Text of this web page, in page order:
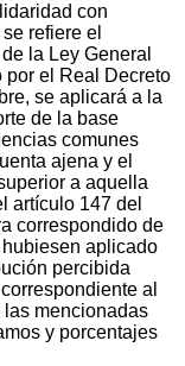
con
refiere el
la Ley General
el Real Decreto
se aplicará a la
de la base
comunes
ajena y el
a aquella
artículo 147 del
correspondido de
aplicado
percibida
al
mencionadas
y porcentajes